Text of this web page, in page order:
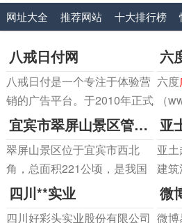
网址大全 推荐网站 十大排行榜
八戒日付网
八戒日付是一个专注于体验营
销的广告平台。于2010年正式
上线，目前拥有会员十几万。
六
六度
（
的
品
成
金
期
付
宜宾市翠屏山景区管理中心
翠屏山景区位于宜宾市西北
角，总面积221公顷，是我国
第二大城市人造森林景区。于
1958年8月1日建成，由翠屏
亚
亚
建
保
一
四川**实业
四川好彩头实业股份有限公司
微
微博